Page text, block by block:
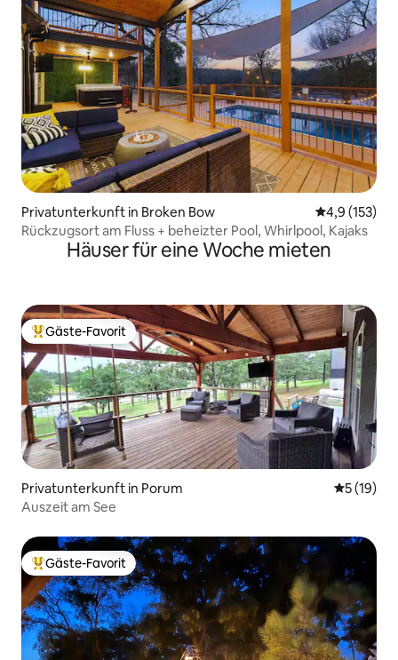
Privatunterkunft in Broken Bow
4,9 (153)
Rückzugsort am Fluss + beheizter Pool, Whirlpool, Kajaks
Häuser für eine Woche mieten
Beliebter Gäste-Favorit.
Gäste-Favorit
Privatunterkunft in Porum
5 (19)
Auszeit am See
Beliebter Gäste-Favorit.
Gäste-Favorit